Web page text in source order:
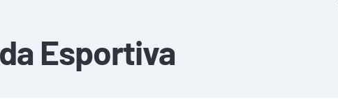
Esportiva